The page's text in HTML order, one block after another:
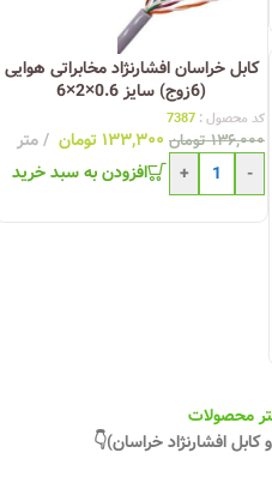
کابل خراسان افشارنژاد مخابراتی هوایی
(6زوج) سایز 0.6×2×6
کد محصول : 7387
۱۳۶,۰۰۰ تومان ۱۳۳,۳۰۰ تومان
متر
-
+ افزودن به سبد خرید
محصولات
افشارنژاد خراسان)👇